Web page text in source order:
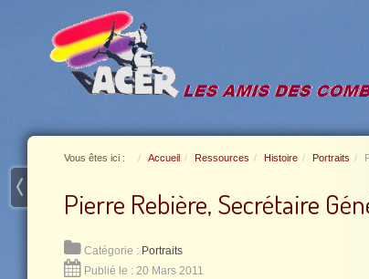
Vous êtes ici : Accueil Ressources Histoire Portraits
Pierre Rebière, Secrétaire
Catégorie : Portraits
Publié le : 20 Mars 2011